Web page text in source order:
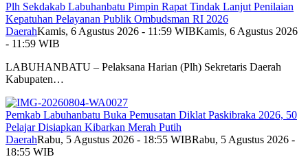
Plh Sekdakab Labuhanbatu Pimpin Rapat Tindak Lanjut Penilaian
Kepatuhan Pelayanan Publik Ombudsman RI 2026
DaerahKamis, 6 Agustus 2026 - 11:59 WIBKamis, 6 Agustus 2026
- 11:59 WIB
LABUHANBATU – Pelaksana Harian (Plh) Sekretaris Daerah
Kabupaten…
Pemkab Labuhanbatu Buka Pemusatan Diklat Paskibraka 2026, 50
Pelajar Disiapkan Kibarkan Merah Putih
DaerahRabu, 5 Agustus 2026 - 18:55 WIBRabu, 5 Agustus 2026 -
18:55 WIB